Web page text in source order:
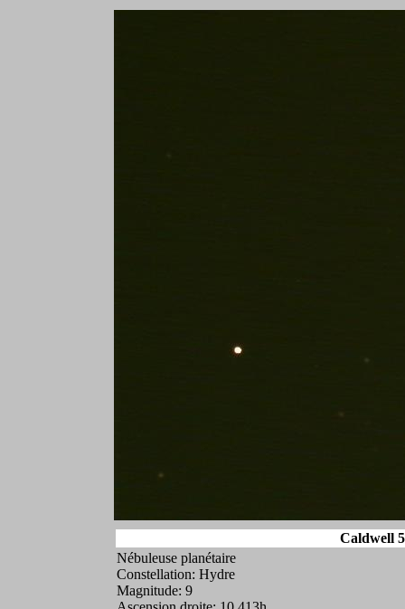
Caldwell
Nébuleuse planétaire
Constellation: Hydre
Magnitude: 9